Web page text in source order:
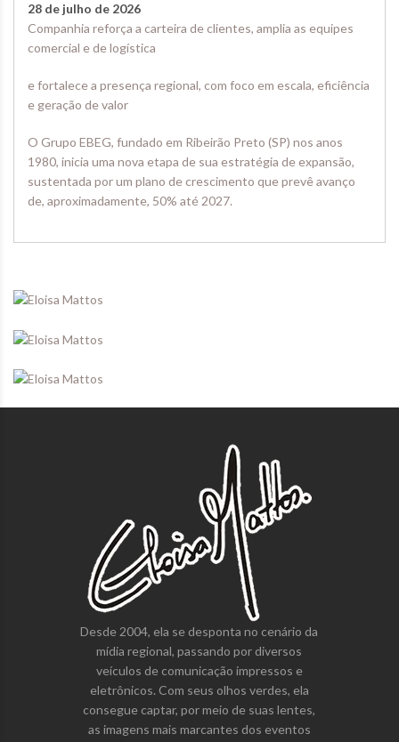
28 de julho de 2026
Companhia reforça a carteira de clientes, amplia as equipes
comercial e de logística
e fortalece a presença regional, com foco em escala, eficiência
e geração de valor
O Grupo EBEG, fundado em Ribeirão Preto (SP) nos anos
1980, inicia uma nova etapa de sua estratégia de expansão,
sustentada por um plano de crescimento que prevê avanço
de, aproximadamente, 50% até 2027.
Desde 2004, ela se desponta no cenário da
mídia regional, passando por diversos
veículos de comunicação impressos e
eletrônicos. Com seus olhos verdes, ela
consegue captar, por meio de suas lentes,
as imagens mais marcantes dos eventos